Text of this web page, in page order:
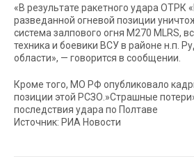
«В результате ракетного удара ОТРК
разведанной огневой позиции
система залпового огня М270 MLRS,
техника и боевики ВСУ в районе н.п.
области», — говорится в сообщении.
Кроме того, МО РФ опубликовало
позиции этой РСЗО.»Страшные
последствия удара по Полтаве
Источник: РИА Новости